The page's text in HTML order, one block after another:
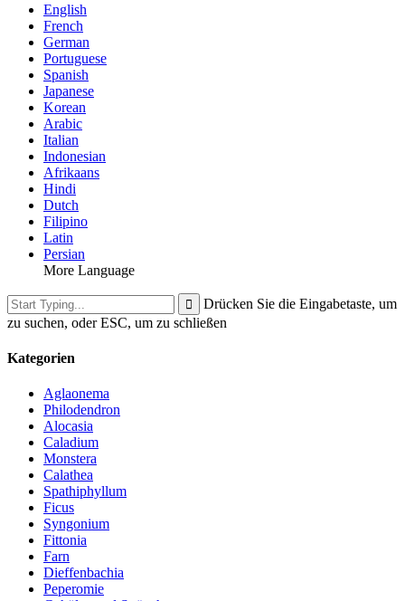
English
French
German
Portuguese
Spanish
Japanese
Korean
Arabic
Italian
Indonesian
Afrikaans
Hindi
Dutch
Filipino
Latin
Persian
More Language
Drücken Sie die Eingabetaste, um
zu suchen, oder ESC, um zu schließen
Kategorien
Aglaonema
Philodendron
Alocasia
Caladium
Monstera
Calathea
Spathiphyllum
Ficus
Syngonium
Fittonia
Farn
Dieffenbachia
Peperomie